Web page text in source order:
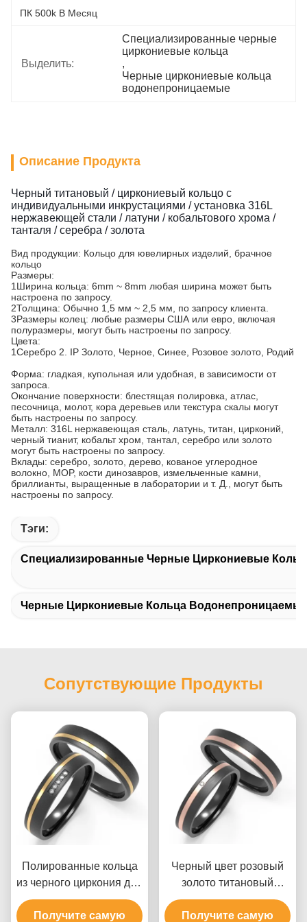
ПК 500k В Месяц
Выделить:
Специализированные черные
циркониевые кольца
,
Черные циркониевые кольца
водонепроницаемые
Описание Продукта
Черный титановый / циркониевый кольцо с
индивидуальными инкрустациями / установка 316L
нержавеющей стали / латуни / кобальтового хрома /
танталя / серебра / золота
Вид продукции: Кольцо для ювелирных изделий, брачное
кольцо
Размеры:
1Ширина кольца: 6mm ~ 8mm любая ширина может быть
настроена по запросу.
2Толщина: Обычно 1,5 мм ~ 2,5 мм, по запросу клиента.
3Размеры колец: любые размеры США или евро, включая
полуразмеры, могут быть настроены по запросу.
Цвета:
1Серебро 2. IP Золото, Черное, Синее, Розовое золото, Родий
Форма: гладкая, купольная или удобная, в зависимости от
запроса.
Окончание поверхности: блестящая полировка, атлас,
песочница, молот, кора деревьев или текстура скалы могут
быть настроены по запросу.
Металл: 316L нержавеющая сталь, латунь, титан, цирконий,
черный тианит, кобальт хром, тантал, серебро или золото
могут быть настроены по запросу.
Вклады: серебро, золото, дерево, кованое углеродное
волокно, MOP, кости динозавров, измельченные камни,
бриллианты, выращенные в лаборатории и т. Д., могут быть
настроены по запросу.
Тэги:
Специализированные Черные Циркониевые
Черные Циркониевые Кольца
Сопутствующие Продукты
Полированные кольца
из черного циркония для
пары с IP-позолотой и
двухцветным дизайном
Получите самую
Черный цвет розовый
золото титановый
кольцо набор моды
мужской циркониевый
Получите самую